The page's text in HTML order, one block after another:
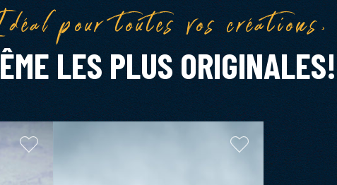
pour toutes vos créations,
LES PLUS ORIGINALES!